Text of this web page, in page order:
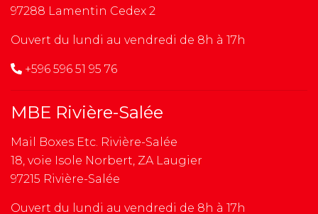
97288 Lamentin Cedex 2
Ouvert du lundi au vendredi de 8h à 17h
+596 596 51 95 76
MBE Rivière-Salée
Mail Boxes Etc. Rivière-Salée
18, voie Isole Norbert, ZA Laugier
97215 Rivière-Salée
Ouvert du lundi au vendredi de 8h à 17h